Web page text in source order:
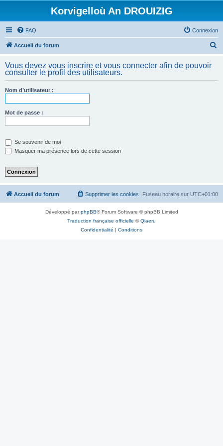
Korvigelloù An DROUIZIG
FAQ Connexion
Accueil du forum
h
Vous devez vous inscrire et vous connecter afin de pouvoir
consulter le profil des utilisateurs.
Nom d’utilisateur :
Mot de passe :
Se souvenir de moi
Masquer ma présence lors de cette session
Accueil du forum Fuseau horaire sur UTC+01:00
Supprimer les cookies
Développé parphpBB® Forum Software © phpBB Limited
Traduction française officielle ©Qiaeru
Confidentialité | Conditions